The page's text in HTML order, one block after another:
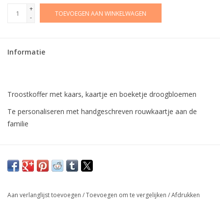
+
-
TOEVOEGEN AAN WINKELWAGEN
Informatie
Troostkoffer met kaars, kaartje en boeketje droogbloemen
Te personaliseren met handgeschreven rouwkaartje aan de
familie
Aan verlanglijst toevoegen /Toevoegen om te vergelijken /Afdrukken